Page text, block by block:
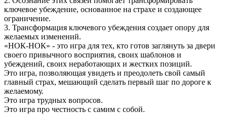
ключевое убеждение, основанное на страхе и создающее
ограничение.
3. Трансформация ключевого убеждения создает опору для
желаемых изменений.
«НОК-НОК» - это игра для тех, кто готов заглянуть за двери
своего привычного восприятия, своих шаблонов и
убеждений, своих неработающих и жестких позиций.
Это игра, позволяющая увидеть и преодолеть свой самый
главный страх, мешающий сделать первый шаг по дороге к
желаемому.
Это игра трудных вопросов.
Это игра про честность с самим с собой.